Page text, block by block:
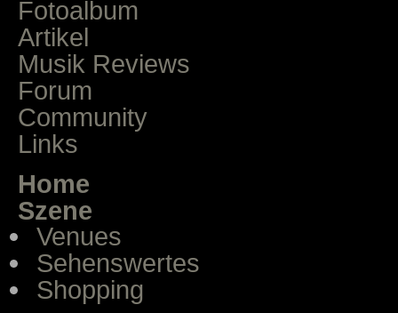
Fotoalbum
Artikel
Musik Reviews
Forum
Community
Links
Home
Szene
Venues
Sehenswertes
Shopping